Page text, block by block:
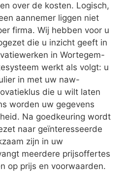
over de kosten. Logisch,
aannemer liggen niet
firma. Wij hebben voor u
die u inzicht geeft in
in Wortegem-
werkt als volgt: u
in met uw naw-
die u wilt laten
worden uw gegevens
Na goedkeuring wordt
naar geïnteresseerde
zijn in uw
meerdere prijsoffertes
op prijs en voorwaarden.